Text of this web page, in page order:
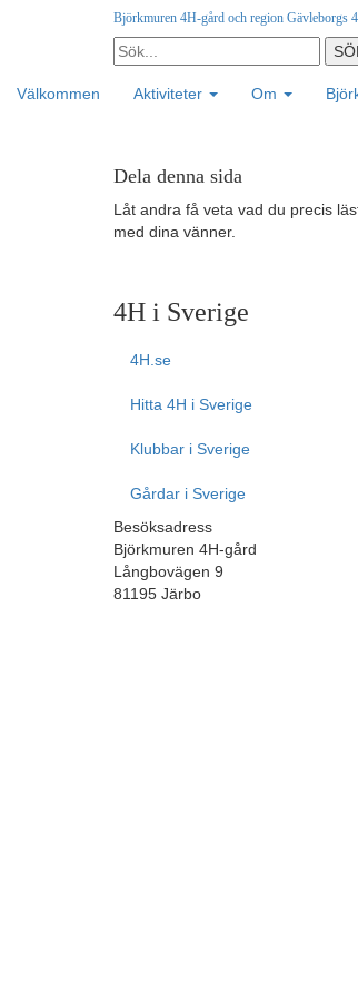
Björkmuren 4H-gård och region Gävleborgs
Välkommen Aktiviteter Om
Dela denna sida
Låt andra få veta vad du precis
med dina vänner.
4H i Sverige
4H.se
Hitta 4H i Sverige
Klubbar i Sverige
Gårdar i Sverige
Besöksadress
Björkmuren 4H-gård
Långbovägen 9
81195 Järbo